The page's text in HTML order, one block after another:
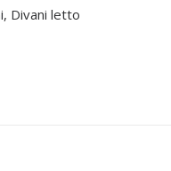
, Divani letto